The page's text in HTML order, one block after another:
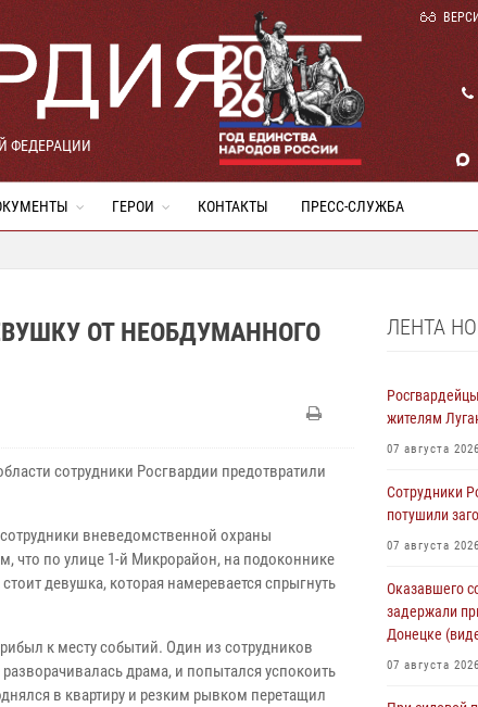
ФЕДЕРАЦИИ
ГЕРОИ КОНТАКТЫ ПРЕСС-СЛУЖБА
ОТ НЕОБДУМАННОГО
сотрудники Росгвардии предотвратили
вневедомственной охраны
что по улице 1-й Микрорайон, на подоконнике
девушка, которая намеревается спрыгнуть
к месту событий. Один из сотрудников
драма, и попытался успокоить
в квартиру и резким рывком перетащил
ЛЕНТА
жителям
07 августа
Сотрудники
потушили
07 августа
Оказавшего
задержали
Донецке
07 августа